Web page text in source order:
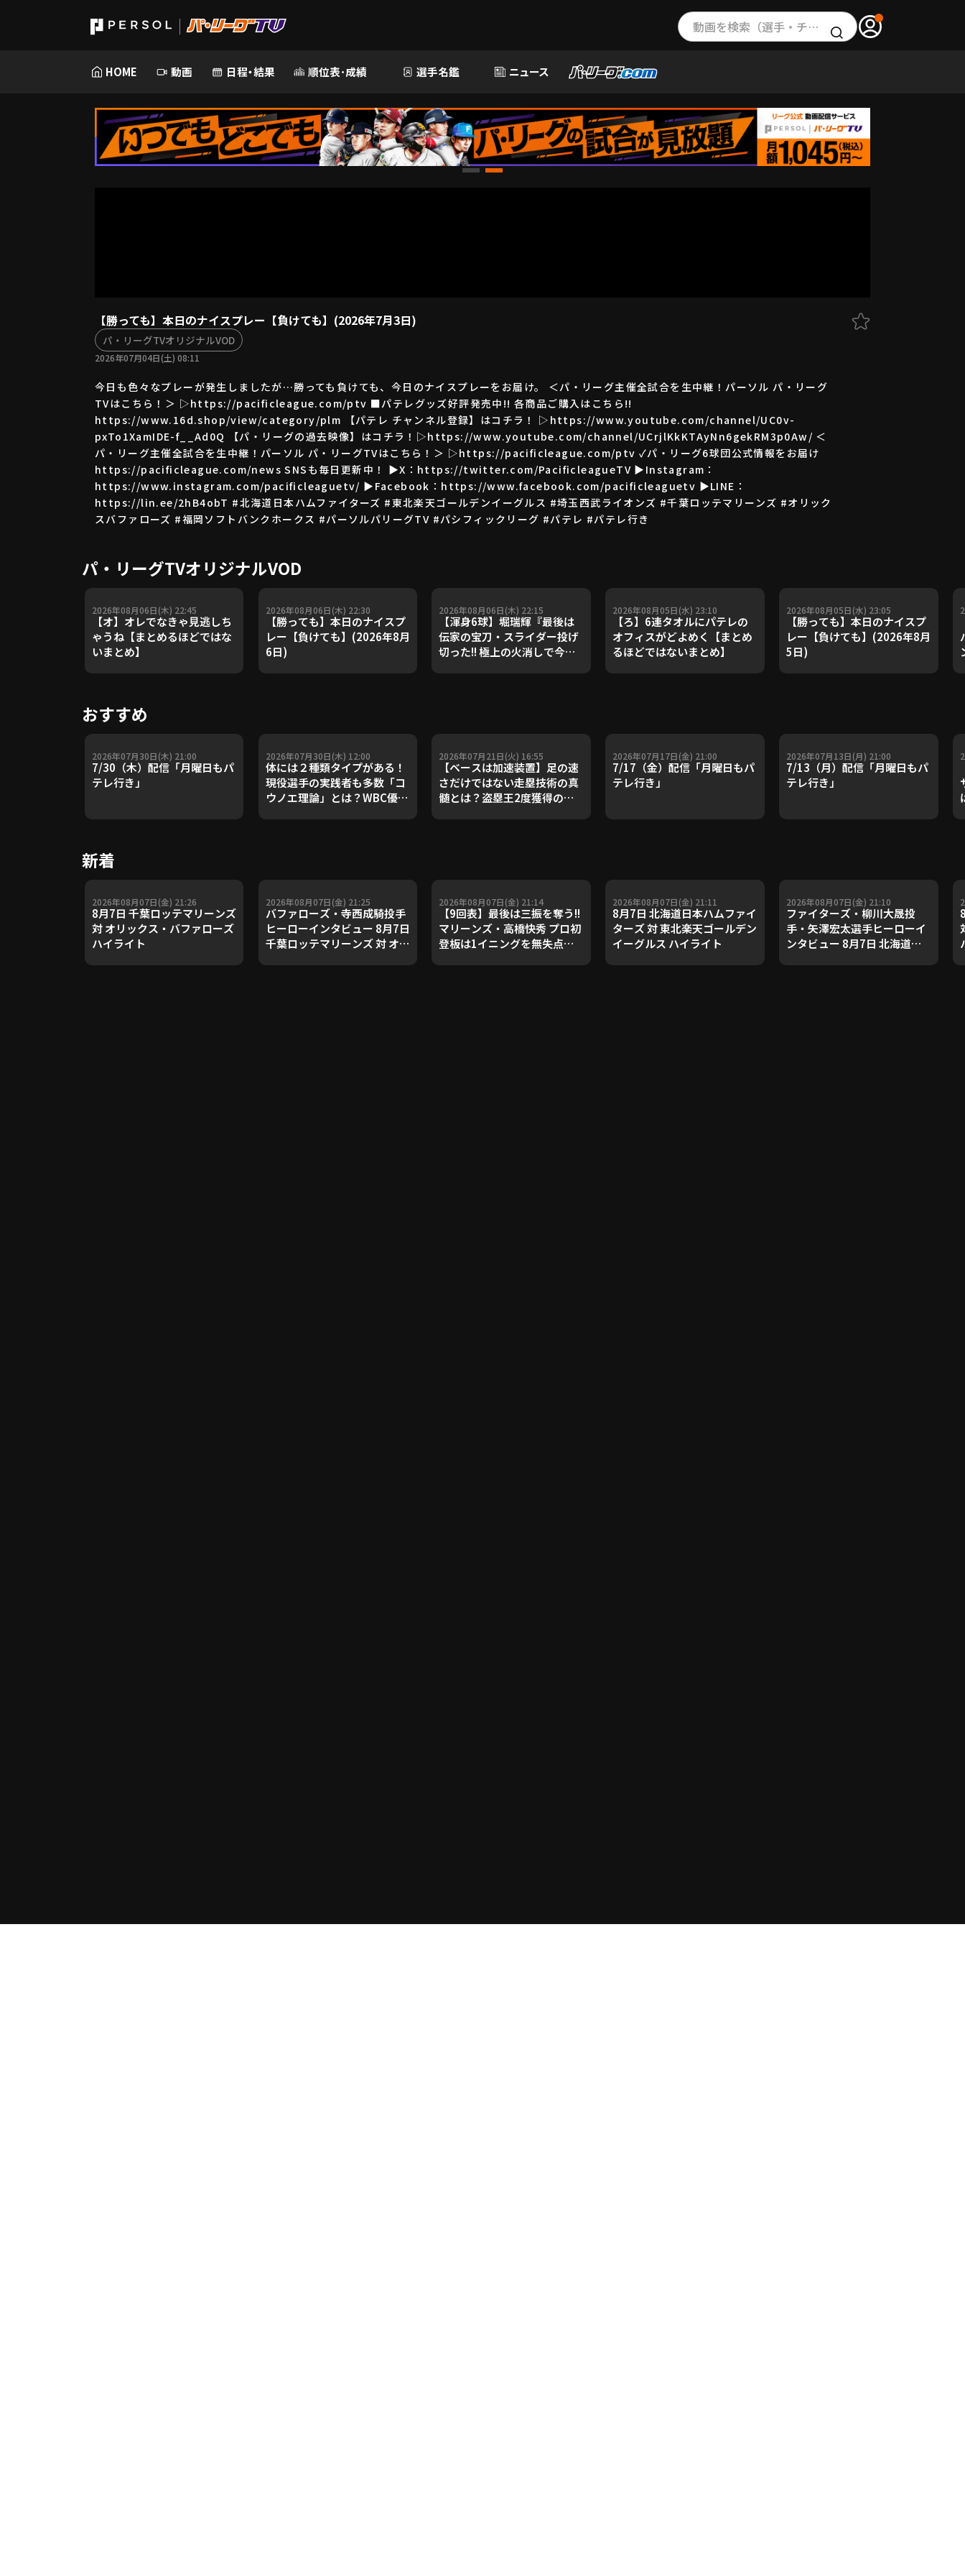
動画を検索（選手・チーム・プレー内容…）
HOME 動画 日程・結果 順位表･成績 選手名鑑 ニュース
【勝っても】本日のナイスプレー【負けても】(2026年7月3日)
パ・リーグTVオリジナルVOD
2026年07月04日(土) 08:11
今日も色々なプレーが発生しましたが…勝っても負けても、今日のナイスプレーをお届け。 ＜パ・リーグ主催全試合を生中継！パーソル パ・リーグ
TVはこちら！＞ ▷https://pacificleague.com/ptv ■パテレグッズ好評発売中!! 各商品ご購入はこちら!!
https://www.16d.shop/view/category/plm 【パテレ チャンネル登録】はコチラ！ ▷https://www.youtube.com/channel/UC0v-
pxTo1XamIDE-f__Ad0Q 【パ・リーグの過去映像】はコチラ！▷https://www.youtube.com/channel/UCrjlKkKTAyNn6gekRM3p0Aw/ ＜
パ・リーグ主催全試合を生中継！パーソル パ・リーグTVはこちら！＞ ▷https://pacificleague.com/ptv ✓パ・リーグ6球団公式情報をお届け
https://pacificleague.com/news SNSも毎日更新中！ ▶X：https://twitter.com/PacificleagueTV ▶Instagram：
https://www.instagram.com/pacificleaguetv/ ▶Facebook：https://www.facebook.com/pacificleaguetv ▶LINE：
https://lin.ee/2hB4obT #北海道日本ハムファイターズ #東北楽天ゴールデンイーグルス #埼玉西武ライオンズ #千葉ロッテマリーンズ #オリック
スバファローズ #福岡ソフトバンクホークス #パーソルパリーグTV #パシフィックリーグ #パテレ #パテレ行き
パ・リーグTVオリジナルVOD
2026年08月06日(木) 22:45
【オ】オレでなきゃ見逃しち
ゃうね【まとめるほどではな
いまとめ】
2026年08月06日(木) 22:30
【勝っても】本日のナイスプ
レー【負けても】(2026年8月
6日)
2026年08月06日(木) 22:15
【渾身6球】堀瑞輝『最後は
伝家の宝刀・スライダー投げ
切った!! 極上の火消しで今季3
2026年08月05日(水) 23:10
【ろ】6連タオルにパテレの
オフィスがどよめく【まとめ
るほどではないまとめ】
2026年08月05日(水) 23:05
【勝っても】本日のナイスプ
レー【負けても】(2026年8月
5日)
おすすめ
2026年07月30日(木) 21:00
7/30（木）配信「月曜日もパ
テレ行き」
2026年07月30日(木) 12:00
体には２種類タイプがある！
現役選手の実践者も多数「コ
ウノエ理論」とは？WBC優勝
2026年07月21日(火) 16:55
【ベースは加速装置】足の速
さだけではない走塁技術の真
髄とは？盗塁王2度獲得の金
2026年07月17日(金) 21:00
7/17（金）配信「月曜日もパ
テレ行き」
2026年07月13日(月) 21:00
7/13（月）配信「月曜日もパ
テレ行き」
新着
2026年08月07日(金) 21:26
8月7日 千葉ロッテマリーンズ
対 オリックス・バファローズ
ハイライト
2026年08月07日(金) 21:25
バファローズ・寺西成騎投手
ヒーローインタビュー 8月7日
千葉ロッテマリーンズ 対 オリ
2026年08月07日(金) 21:14
【9回表】最後は三振を奪う!!
マリーンズ・高橋快秀 プロ初
登板は1イニングを無失点に
2026年08月07日(金) 21:11
8月7日 北海道日本ハムファイ
ターズ 対 東北楽天ゴールデン
イーグルス ハイライト
2026年08月07日(金) 21:10
ファイターズ・柳川大晟投
手・矢澤宏太選手ヒーローイ
ンタビュー 8月7日 北海道日